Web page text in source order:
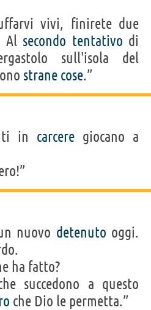
vivi, finirete due
Al secondo tentativo di
sull'isola del
strane cose.”
in carcere giocano a
nuovo detenuto oggi.
ha fatto?
succedono a questo
che Dio le permetta.”